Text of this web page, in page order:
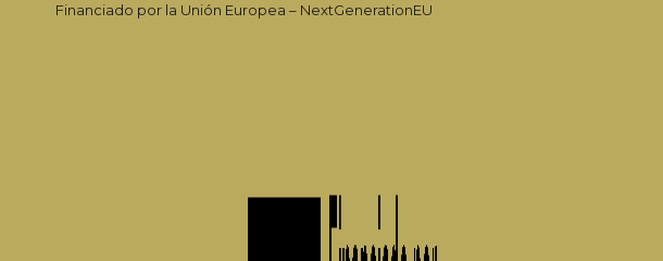
Financiado por la Unión Europea – NextGenerationEU